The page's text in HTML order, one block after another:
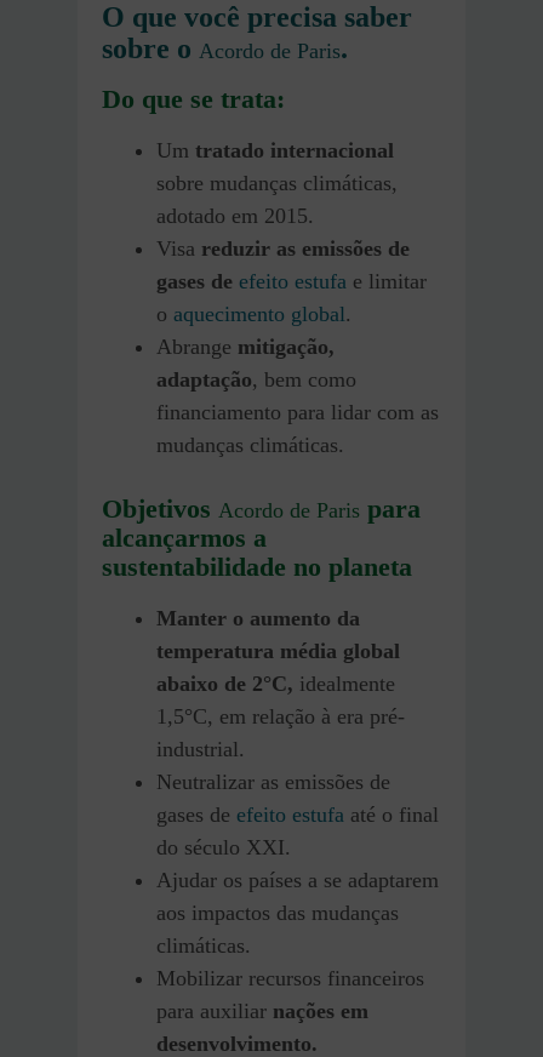
O que você precisa saber
sobre o Acordo de Paris.
Do que se trata:
Um tratado internacional
sobre mudanças climáticas,
adotado em 2015.
Visa reduzir as emissões de
gases de efeito estufa e limitar
o aquecimento global.
Abrange mitigação,
adaptação, bem como
financiamento para lidar com as
mudanças climáticas.
Objetivos Acordo de Paris para
alcançarmos a
sustentabilidade no planeta
Manter o aumento da
temperatura média global
abaixo de 2°C, idealmente
1,5°C, em relação à era pré-
industrial.
Neutralizar as emissões de
gases de efeito estufa até o final
do século XXI.
Ajudar os países a se adaptarem
aos impactos das mudanças
climáticas.
Mobilizar recursos financeiros
para auxiliar nações em
desenvolvimento.